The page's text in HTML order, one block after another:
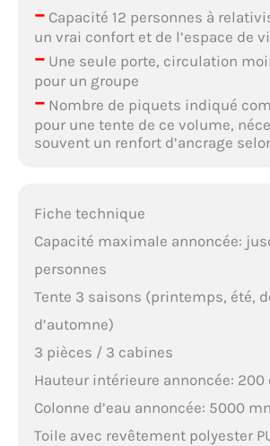
–Capacité 12 personnes à
un vrai confort et de l’espace de
–Une seule porte, circulation
pour un groupe
–Nombre de piquets indiqué
pour une tente de ce volume,
souvent un renfort d’ancrage
Fiche technique
Capacité maximale annoncée:
personnes
Tente 3 saisons (printemps, été,
d’automne)
3 pièces / 3 cabines
Hauteur intérieure annoncée: 200
Colonne d’eau annoncée: 5000
Toile avec revêtement polyester